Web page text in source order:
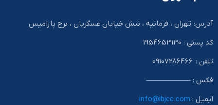
آدرس: تهران ، فرمانیه ، نبش خیابان عسگریان ، برج پارامیس
کد پستی : 1954653130
تلفن : 09107286466
فکس : ——————
ایمیل : info@ibjcc.com